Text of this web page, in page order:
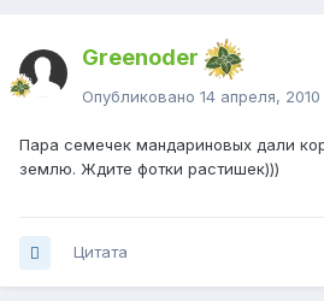
Greenoder
Опубликовано 14 апреля, 2010
Пара семечек мандариновых дали
землю. Ждите фотки растишек)))
Цитата